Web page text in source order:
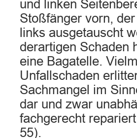
und linken
Stoßfänger vorn,
links ausgetauscht
derartigen Schaden
eine Bagatelle.
Unfallschaden
Sachmangel im
dar und zwar
fachgerecht
55).